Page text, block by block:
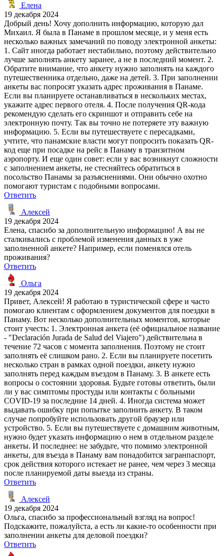
Елена
19 декабря 2024
Добрый день! Хочу дополнить информацию, которую дал
Михаил. Я была в Панаме в прошлом месяце, и у меня есть
несколько важных замечаний по поводу электронной анкеты:
1. Сайт иногда работает нестабильно, поэтому действительно
лучше заполнять анкету заранее, а не в последний момент. 2.
Обратите внимание, что анкету нужно заполнять на каждого
путешественника отдельно, даже на детей. 3. При заполнении
анкеты вас попросят указать адрес проживания в Панаме.
Если вы планируете останавливаться в нескольких местах,
укажите адрес первого отеля. 4. После получения QR-кода
рекомендую сделать его скриншот и отправить себе на
электронную почту. Так вы точно не потеряете эту важную
информацию. 5. Если вы путешествуете с пересадками,
учтите, что панамские власти могут попросить показать QR-
код еще при посадке на рейс в Панаму в транзитном
аэропорту. И еще один совет: если у вас возникнут сложности
с заполнением анкеты, не стесняйтесь обратиться в
посольство Панамы за разъяснениями. Они обычно охотно
помогают туристам с подобными вопросами.
Ответить
Алексей
19 декабря 2024
Елена, спасибо за дополнительную информацию! А вы не
сталкивались с проблемой изменения данных в уже
заполненной анкете? Например, если поменялся отель
проживания?
Ответить
Ольга
19 декабря 2024
Привет, Алексей! Я работаю в туристической сфере и часто
помогаю клиентам с оформлением документов для поездки в
Панаму. Вот несколько дополнительных моментов, которые
стоит учесть: 1. Электронная анкета (её официальное название
- "Declaración Jurada de Salud del Viajero") действительна в
течение 72 часов с момента заполнения. Поэтому не стоит
заполнять её слишком рано. 2. Если вы планируете посетить
несколько стран в рамках одной поездки, анкету нужно
заполнять перед каждым въездом в Панаму. 3. В анкете есть
вопросы о состоянии здоровья. Будьте готовы ответить, были
ли у вас симптомы простуды или контакты с больными
COVID-19 за последние 14 дней. 4. Иногда система может
выдавать ошибку при попытке заполнить анкету. В таком
случае попробуйте использовать другой браузер или
устройство. 5. Если вы путешествуете с домашним животным,
нужно будет указать информацию о нем в отдельном разделе
анкеты. И последнее: не забудьте, что помимо электронной
анкеты, для въезда в Панаму вам понадобится загранпаспорт,
срок действия которого истекает не ранее, чем через 3 месяца
после планируемой даты выезда из страны.
Ответить
Алексей
19 декабря 2024
Ольга, спасибо за профессиональный взгляд на вопрос!
Подскажите, пожалуйста, а есть ли какие-то особенности при
заполнении анкеты для деловой поездки?
Ответить